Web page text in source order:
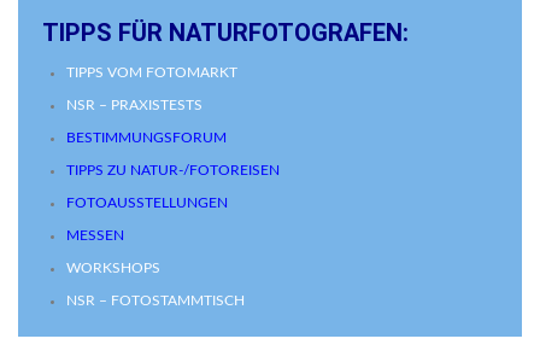
TIPPS FÜR NATURFOTOGRAFEN:
TIPPS VOM FOTOMARKT
NSR – PRAXISTESTS
BESTIMMUNGSFORUM
TIPPS ZU NATUR-/FOTOREISEN
FOTOAUSSTELLUNGEN
MESSEN
WORKSHOPS
NSR – FOTOSTAMMTISCH